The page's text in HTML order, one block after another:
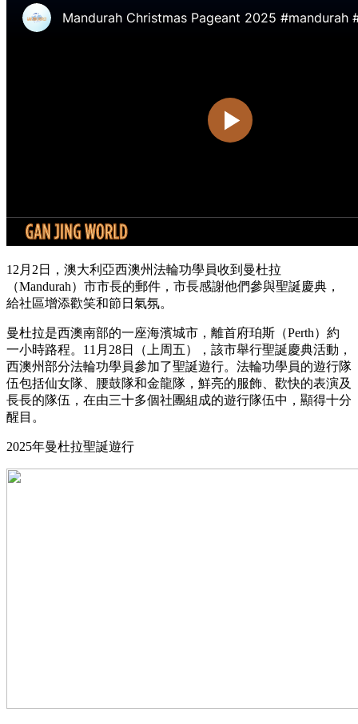
12月2日，澳大利亞西澳州法輪功學員收到曼杜拉
（Mandurah）市市長的郵件，市長感謝他們參與聖誕慶典，
給社區增添歡笑和節日氣氛。
曼杜拉是西澳南部的一座海濱城市，離首府珀斯（Perth）約
一小時路程。11月28日（上周五），該市舉行聖誕慶典活動，
西澳州部分法輪功學員參加了聖誕遊行。法輪功學員的遊行隊
伍包括仙女隊、腰鼓隊和金龍隊，鮮亮的服飾、歡快的表演及
長長的隊伍，在由三十多個社團組成的遊行隊伍中，顯得十分
醒目。
2025年曼杜拉聖誕遊行